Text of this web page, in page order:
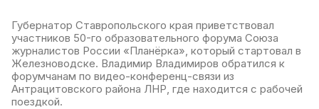
Губернатор Ставропольского края приветствовал
участников 50-го образовательного форума Союза
журналистов России «Планёрка», который стартовал в
Железноводске. Владимир Владимиров обратился к
форумчанам по видео-конференц-связи из
Антрацитовского района ЛНР, где находится с рабочей
поездкой.